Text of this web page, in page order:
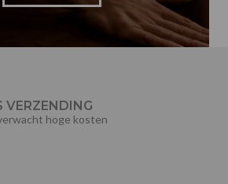
VERZENDING
hoge kosten